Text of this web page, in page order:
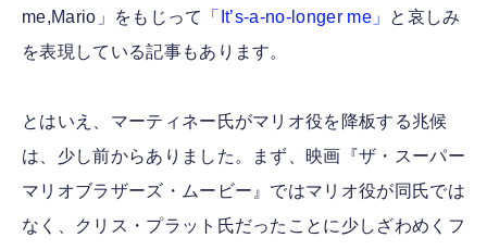
me,Mario」をもじって
「It’s-a-no-longer me」
と哀しみ
を表現している記事もあります。
とはいえ、マーティネー氏がマリオ役を降板する兆候
は、少し前からありました。まず、映画『ザ・スーパー
マリオブラザーズ・ムービー』ではマリオ役が同氏では
なく、クリス・プラット氏だったことに少しざわめくフ